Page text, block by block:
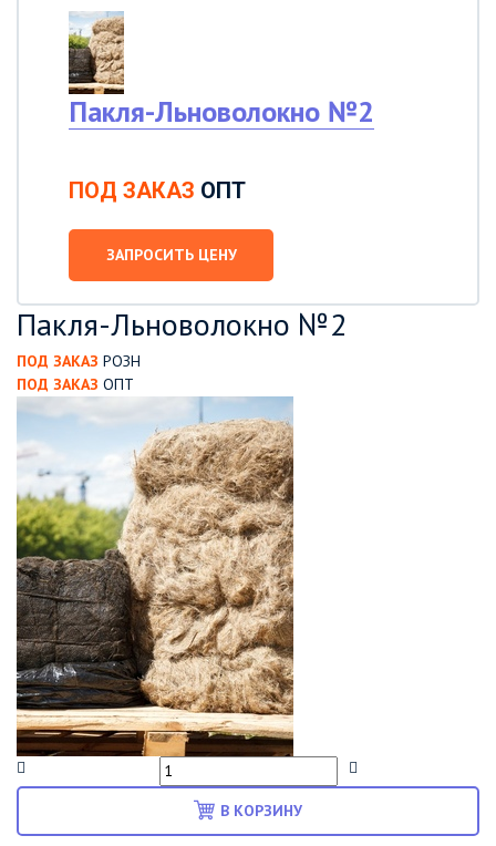
Пакля-Льноволокно №2
ПОД ЗАКАЗ ОПТ
ЗАПРОСИТЬ ЦЕНУ
Пакля-Льноволокно №2
ПОД ЗАКАЗ РОЗН
ПОД ЗАКАЗ ОПТ
В КОРЗИНУ